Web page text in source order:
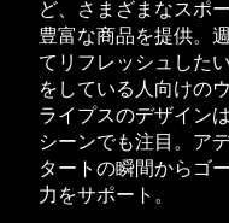
ど、さまざまなスポ
豊富な商品を提供。
てリフレッシュした
をしている人向けの
ライプスのデザイン
シーンでも注目。ア
タートの瞬間からゴ
力をサポート。